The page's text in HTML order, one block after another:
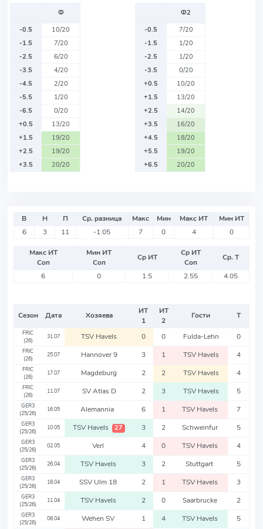
Ф
-0.5
10/20
-1.5
7/20
-2.5
6/20
-3.5
4/20
-4.5
2/20
-5.5
1/20
-6.5
0/20
+0.5
13/20
+1.5
19/20
+2.5
19/20
+3.5
20/20
Ф2
-0.5
7/20
-1.5
1/20
-2.5
1/20
-3.5
0/20
+0.5
10/20
+1.5
13/20
+2.5
14/20
+3.5
16/20
+4.5
18/20
+5.5
19/20
+6.5
20/20
В Н П Ср. разница Макс Мин Макс ИТ
Мин ИТ
6
3 11 -1.05 7 0 4 0
Макс ИТ
Соп
Мин ИТ
Соп
Ср ИТ
Ср ИТ
Соп
Ср. Т
6
0 1.5 2.55 4.05
Сезон Дата Хозяева
ИТ
1
ИТ
2
Гости Т
FRIC
(26)
31.07 TSV Havels 0 0 Fulda-Lehn 0
FRIC
(26)
25.07 Hannover 9 3 1 TSV Havels 4
FRIC
(26)
17.07 Magdeburg 2 2 TSV Havels 4
FRIC
(26)
11.07 SV Atlas D 2 3 TSV Havels 5
GER3
(25/26)
16.05 Alemannia 6 1 TSV Havels 7
GER3
(25/26)
10.05 TSV Havels 27 3 2 Schweinfur 5
GER3
(25/26)
02.05 Verl 4 0 TSV Havels 4
GER3
(25/26)
26.04 TSV Havels 3 2 Stuttgart 5
GER3
(25/26)
18.04 SSV Ulm 18 2 1 TSV Havels 3
GER3
(25/26)
11.04 TSV Havels 2 0 Saarbrucke 2
GER3
(25/26)
08.04 Wehen SV 1 4 TSV Havels 5